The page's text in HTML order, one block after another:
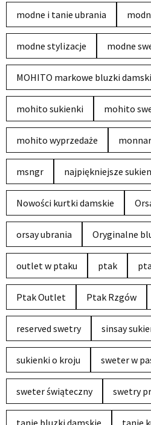
modne i tanie ubrania
modne stylizacje modne
MOHITO markowe bluzki
mohito sukienki mohito
mohito wyprzedaże
msngr najpiękniejsze
Nowości kurtki damskie
orsay ubrania Oryginalne
outlet w ptaku ptak
Ptak Outlet Ptak Rzgów
reserved swetry sinsay
sukienki o kroju sweter w
sweter świąteczny swetry